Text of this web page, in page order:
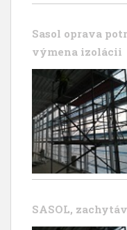
Sasol oprava
výmena izolácii
SASOL,